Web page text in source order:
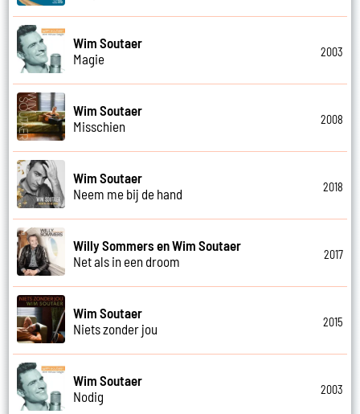
Wim Soutaer
Magie
2003
Wim Soutaer
Misschien
2008
Wim Soutaer
Neem me bij de hand
2018
Willy Sommers en Wim Soutaer
Net als in een droom
2017
Wim Soutaer
Niets zonder jou
2015
Wim Soutaer
Nodig
2003